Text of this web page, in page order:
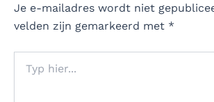
Je e-mailadres wordt niet
velden zijn gemarkeerd met *
hier...